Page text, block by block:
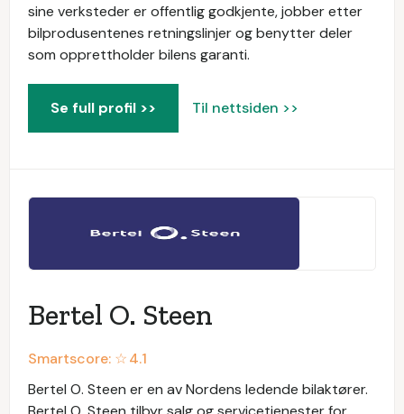
sine verksteder er offentlig godkjente, jobber etter
bilprodusentenes retningslinjer og benytter deler
som opprettholder bilens garanti.
Se full profil >> Til nettsiden >>
Bertel O. Steen
Smartscore: ☆4.1
Bertel O. Steen er en av Nordens ledende bilaktører.